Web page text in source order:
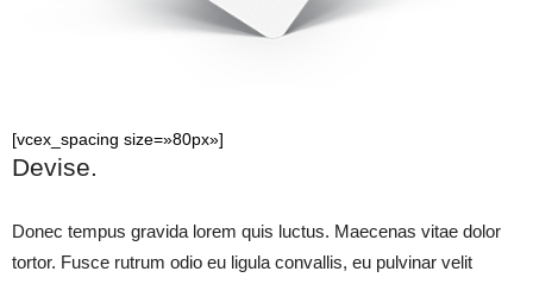
[vcex_spacing size=»80px»]
Devise.
Donec tempus gravida lorem quis luctus. Maecenas vitae dolor
tortor. Fusce rutrum odio eu ligula convallis, eu pulvinar velit